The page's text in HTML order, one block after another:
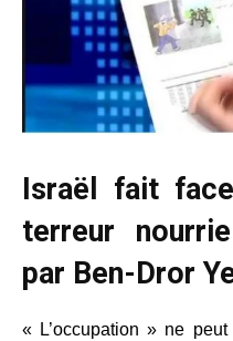
Israël fait
terreur
par Ben-Dror
« L’occupation » ne